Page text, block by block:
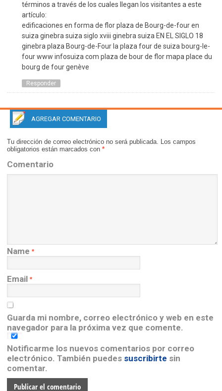
términos a través de los cuales llegan los visitantes a este
artículo:
edificaciones en forma de flor plaza de Bourg-de-four en
suiza ginebra suiza siglo xviii ginebra suiza EN EL SIGLO 18
ginebra plaza Bourg-de-Four la plaza four de suiza bourg-le-
four www infosuiza com plaza de bour de flor mapa place du
bourg de four genève
Responder
AGREGAR COMENTARIO
Tu dirección de correo electrónico no será publicada. Los campos
obligatorios están marcados con *
Comentario
Name *
Email *
Guarda mi nombre, correo electrónico y web en este
navegador para la próxima vez que comente.
Notificarme los nuevos comentarios por correo
electrónico. También puedes suscribirte sin
comentar.